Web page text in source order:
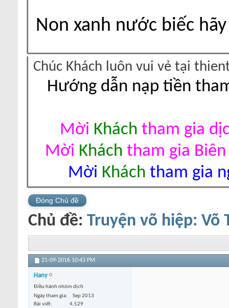
Non xanh nước biếc
Chúc Khách luôn vui vẻ tại
Hướng dẫn nạp tiền
Mời Khách tham gia
Mời Khách tham gia
Mời Khách tham gia
Đóng Chủ đề
Chủ đề: Truyện võ hiệp: Võ
21-09-2016 10:43 PM
Hany
Điều hành nhóm dịch
Ngày tham gia
Sep 2013
Bài viết
4,529